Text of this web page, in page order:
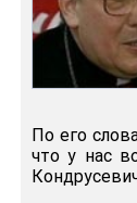
По его
что у нас